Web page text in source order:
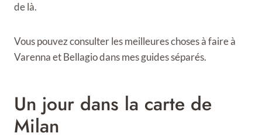
de là.
Vous pouvez consulter les meilleures choses à faire à
Varenna et Bellagio dans mes guides séparés.
Un jour dans la carte de
Milan